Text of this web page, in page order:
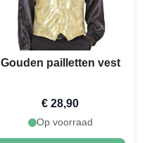
Gouden pailletten vest
€ 28,90
Op voorraad